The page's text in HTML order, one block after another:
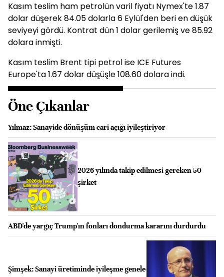
Kasım teslim ham petrolün varil fiyatı Nymex'te 1.87
dolar düşerek 84.05 dolarla 6 Eylül'den beri en düşük
seviyeyi gördü. Kontrat dün 1 dolar gerilemiş ve 85.92
dolara inmişti.
Kasım teslim Brent tipi petrol ise ICE Futures
Europe'ta 1.67 dolar düşüşle 108.60 dolara indi.
Öne Çıkanlar
Yılmaz: Sanayide dönüşüm cari açığı iyileştiriyor
2026 yılında takip edilmesi gereken 50
şirket
ABD'de yargıç Trump'ın fonları dondurma kararını durdurdu
Şimşek: Sanayi üretiminde iyileşme genele